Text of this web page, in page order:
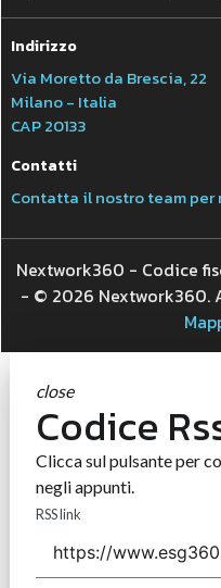
Indirizzo
Via Moretto da Brescia, 22
Milano - Italia
CAP 20133
Contatti
Contatta il nostro team
Nextwork360 - Codice
- © 2026 Nextwork360.
close
Codice
Clicca sul pulsante per
negli appunti.
RSS link